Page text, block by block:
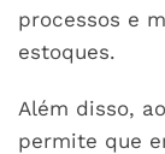
processos e
estoques.
Além disso,
permite que